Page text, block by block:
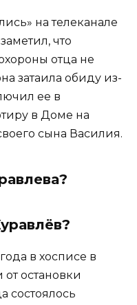
на телеканале
что
отца не
затаила обиду из-
ее в
в Доме на
сына Василия.
в хосписе в
остановки
состоялось